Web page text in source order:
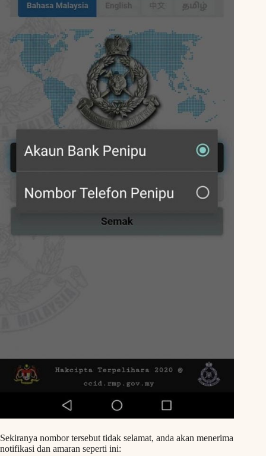
Sekiranya nombor tersebut tidak selamat, anda akan menerima
notifikasi dan amaran seperti ini: